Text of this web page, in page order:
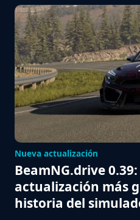
Nueva actualización
BeamNG.drive
actualización más
historia del